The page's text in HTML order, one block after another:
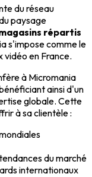
du réseau
paysage
répartis
s'impose comme le
en France.
à Micromania
ainsi d'un
globale. Cette
à sa clientèle :
du marché
internationaux